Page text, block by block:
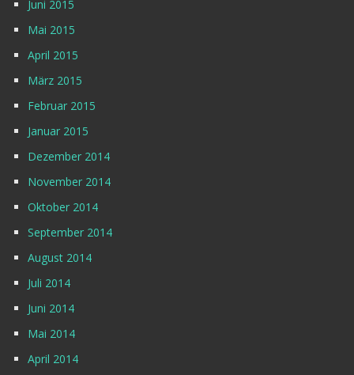
Juni 2015
Mai 2015
April 2015
März 2015
Februar 2015
Januar 2015
Dezember 2014
November 2014
Oktober 2014
September 2014
August 2014
Juli 2014
Juni 2014
Mai 2014
April 2014